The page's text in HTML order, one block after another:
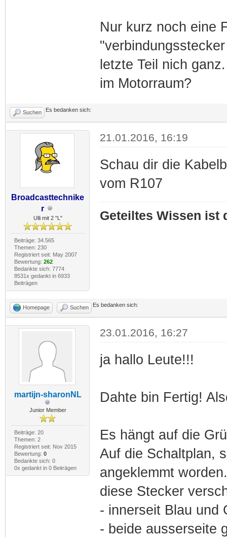
Nur kurz noch eine
letzte Teil nich
im Motorraum?
Suchen Es bedanken sich:
Broadcasttechnike
r
Ulli mit 2 "L"
Beiträge: 34.565
Themen: 230
Registriert seit: May 2007
Bewertung: 262
Bedankte sich: 7774
8531x gedankt in 6933
Beiträgen
21.01.2016, 16:19
Schau dir die
vom R107
Geteiltes Wissen ist
Homepage Suchen Es bedanken sich:
martijn-sharonNL
Junior Member
Beiträge: 20
Themen: 2
Registriert seit: Nov 2015
Bewertung: 0
Bedankte sich: 0
0x gedankt in 0 Beiträgen
23.01.2016, 16:27
ja hallo Leute!!!
Dahte bin Fertig!
Es hängt auf die
Auf die Schaltplan,
angeklemmt
diese Stecker
- innerseit Blau und
- beide ausserseite